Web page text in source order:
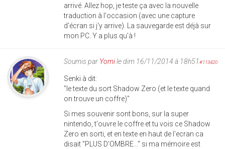
arrivé. Allez hop, je teste ça avec la nouvelle
traduction à l'occasion (avec une capture
d'écran si j'y arrive). La sauvegarde est déjà sur
mon PC. Y a plus qu'à !
Soumis par Yomile dim 16/11/2014 à 18h51#113420
Senki à dit:
"le texte du sort Shadow Zero (et le texte quand
on trouve un coffre)"
Si mes souvenir sont bons, sur la super
nintendo, t'ouvre le coffre et tu vois ce Shadow
Zero en sorti, et en texte en haut de l'ecran ca
disait "PLUS D'OMBRE..." si ma mémoire est